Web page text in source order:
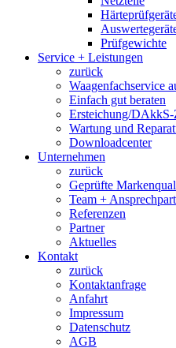
Prüfgewichte
Service + Leistungen
zurück
Waagenfachservice
Einfach gut beraten
Ersteichung/
Wartung und
Downloadcenter
Unternehmen
zurück
Geprüfte
Team +
Referenzen
Partner
Aktuelles
Kontakt
zurück
Kontaktanfrage
Anfahrt
Impressum
Datenschutz
AGB